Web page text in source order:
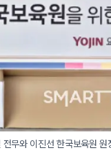
무와 이진선 한국보육원